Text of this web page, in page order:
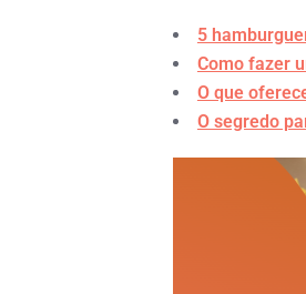
5
Como fazer
O que
O segredo